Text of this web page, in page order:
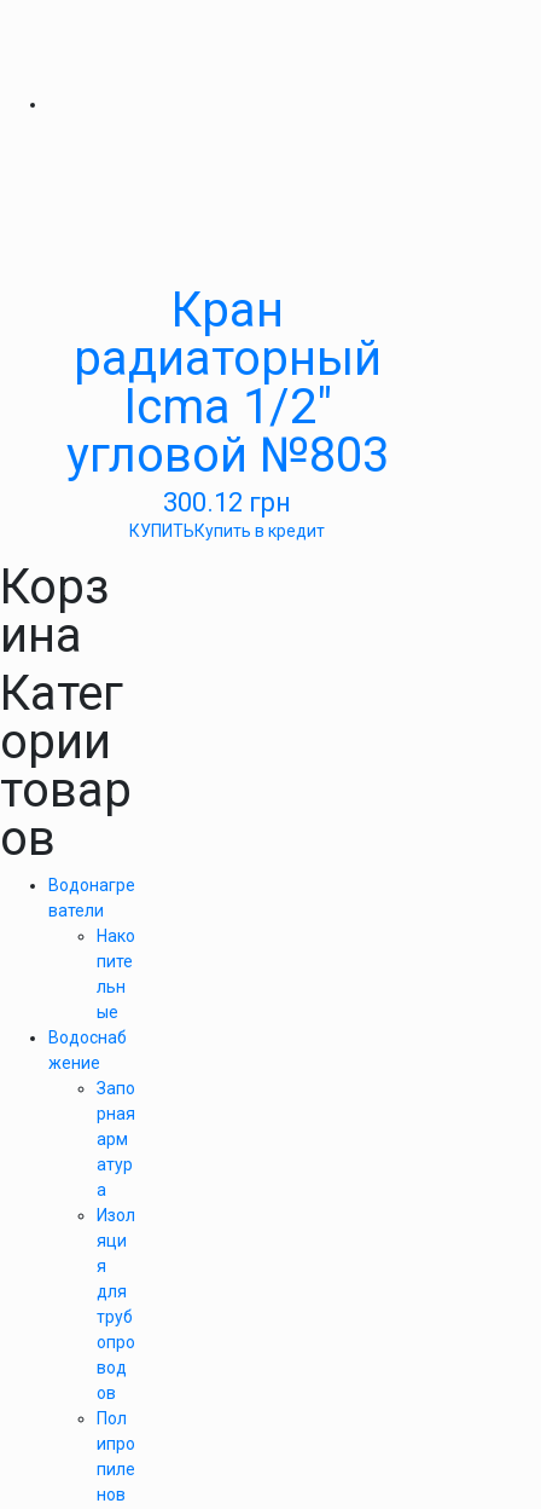
Кран
радиаторный
Icma 1/2″
угловой №803
300.12 грн
КУПИТЬКупить в кредит
Корз
ина
Катег
ории
товар
ов
Водонагре
ватели
Нако
пите
льн
ые
Водоснаб
жение
Запо
рная
арм
атур
а
Изол
яци
я
для
труб
опро
вод
ов
Пол
ипро
пиле
нов